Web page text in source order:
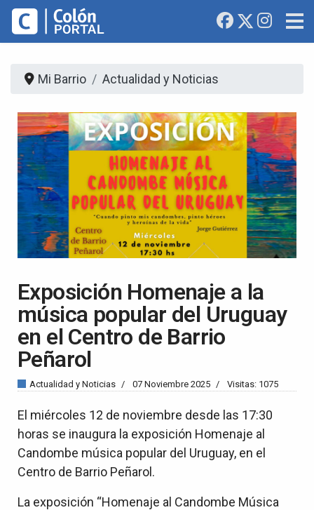
Mi Barrio Actualidad y Noticias
Exposición Homenaje a la
música popular del Uruguay
en el Centro de Barrio
Peñarol
Actualidad y Noticias 07 Noviembre 2025 Visitas: 1075
El miércoles 12 de noviembre desde las 17:30
horas se inaugura la exposición Homenaje al
Candombe música popular del Uruguay, en el
Centro de Barrio Peñarol.
La exposición “Homenaje al Candombe Música